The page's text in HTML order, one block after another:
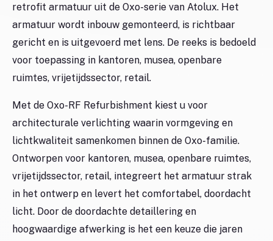
retrofit armatuur uit de Oxo-serie van Atolux. Het
armatuur wordt inbouw gemonteerd, is richtbaar
gericht en is uitgevoerd met lens. De reeks is bedoeld
voor toepassing in kantoren, musea, openbare
ruimtes, vrijetijdssector, retail.
Met de Oxo-RF Refurbishment kiest u voor
architecturale verlichting waarin vormgeving en
lichtkwaliteit samenkomen binnen de Oxo-familie.
Ontworpen voor kantoren, musea, openbare ruimtes,
vrijetijdssector, retail, integreert het armatuur strak
in het ontwerp en levert het comfortabel, doordacht
licht. Door de doordachte detaillering en
hoogwaardige afwerking is het een keuze die jaren